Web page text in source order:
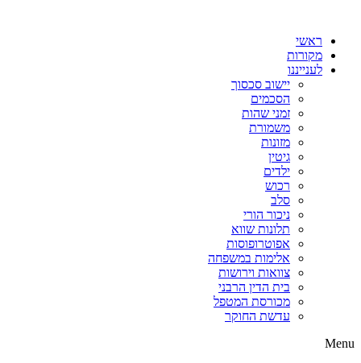
ראשי
מקורות
לענייננו
יישוב סכסוך
הסכמים
זמני שהות
משמורת
מזונות
גיטין
ילדים
רכוש
סלב
ניכור הורי
תלונות שווא
אפוטרופוסות
אלימות במשפחה
צוואות וירושות
בית הדין הרבני
מכורסת המטפל
עדשת החוקר
Menu